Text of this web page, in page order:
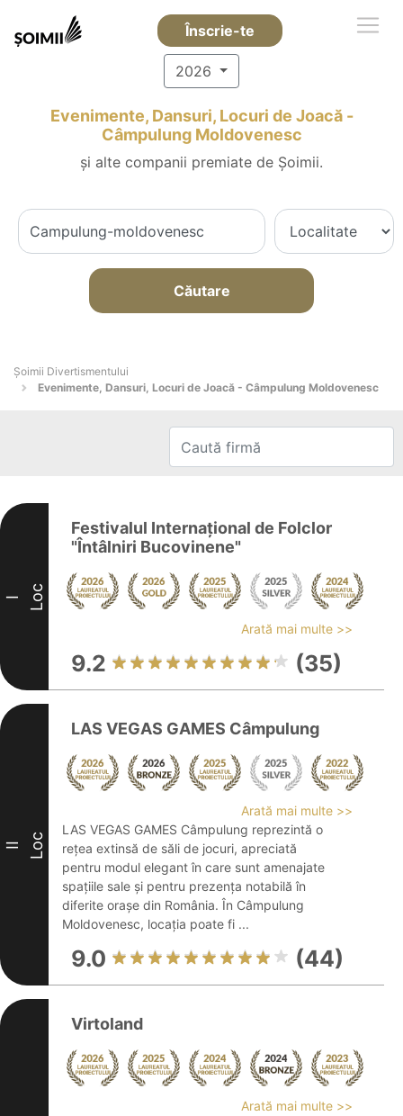
Înscrie-te
2026
Evenimente, Dansuri, Locuri de Joacă -
Câmpulung Moldovenesc
și alte companii premiate de Șoimii.
Căutare
Şoimii Divertismentului
Evenimente, Dansuri, Locuri de Joacă - Câmpulung Moldovenesc
I Loc
Festivalul Internațional de Folclor
"Întâlniri Bucovinene"
Arată mai multe >>
9.2 (35)
II Loc
LAS VEGAS GAMES Câmpulung
Arată mai multe >>
LAS VEGAS GAMES Câmpulung reprezintă o
rețea extinsă de săli de jocuri, apreciată
pentru modul elegant în care sunt amenajate
spațiile sale și pentru prezența notabilă în
diferite orașe din România. În Câmpulung
Moldovenesc, locația poate fi ...
9.0 (44)
Virtoland
Arată mai multe >>